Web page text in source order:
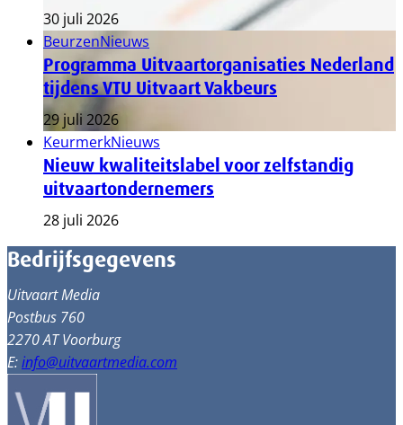
30 juli 2026
BeurzenNieuws
Programma Uitvaartorganisaties Nederland
tijdens VTU Uitvaart Vakbeurs
29 juli 2026
KeurmerkNieuws
Nieuw kwaliteitslabel voor zelfstandig
uitvaartondernemers
28 juli 2026
Bedrijfsgegevens
Uitvaart Media
Postbus 760
2270 AT Voorburg
E:info@uitvaartmedia.com